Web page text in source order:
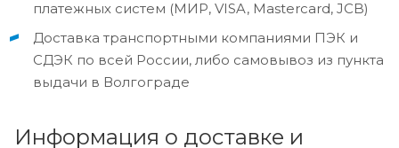
платежных систем (МИР, VISA, Mastercard, JCB)
Доставка транспортными компаниями ПЭК и
СДЭК по всей России, либо самовывоз из пункта
выдачи в Волгограде
Информация о доставке и